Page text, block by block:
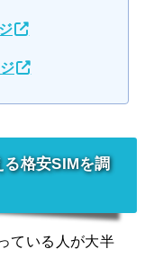
格安SIMを調
ている人が大半